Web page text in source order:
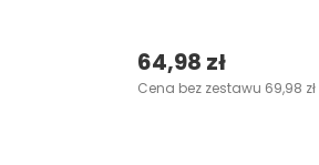
64,98 zł
Cena bez zestawu 69,98 zł